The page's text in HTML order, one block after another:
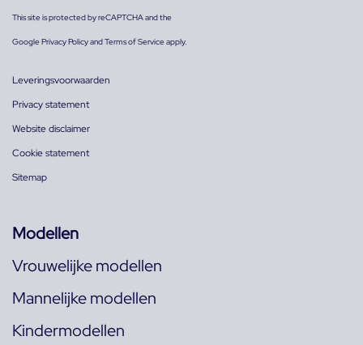
This site is protected by reCAPTCHA and the
GooglePrivacy PolicyandTerms of Serviceapply.
Leveringsvoorwaarden
Privacy statement
Website disclaimer
Cookie statement
Sitemap
Modellen
Vrouwelijke modellen
Mannelijke modellen
Kindermodellen